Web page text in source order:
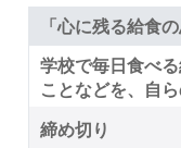
「心に残る給食
学校で毎日食べ
ことなどを、自
締め切り